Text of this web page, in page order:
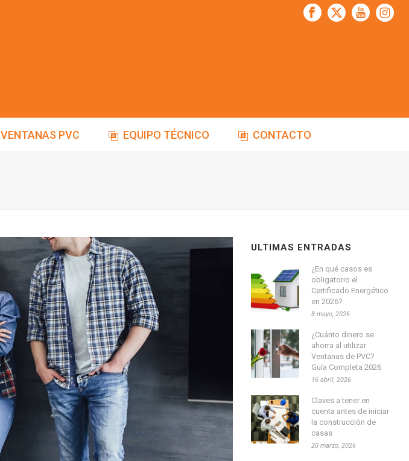
VENTANAS PVC EQUIPO TÉCNICO CONTACTO
ULTIMAS ENTRADAS
¿En qué casos es
obligatorio el
Certificado Energético
en 2026?
8 mayo, 2026
¿Cuánto dinero se
ahorra al utilizar
Ventanas de PVC?
Guía Completa 2026
16 abril, 2026
Claves a tener en
cuenta antes de iniciar
la construcción de
casas
20 marzo, 2026